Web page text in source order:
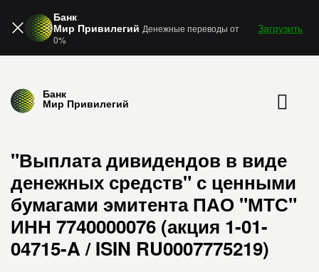
Банк
Мир Привилегий Денежные переводы от
0%
Загрузить
Банк
Мир Привилегий
"Выплата дивидендов в виде
денежных средств" с ценными
бумагами эмитента ПАО "МТС"
ИНН 7740000076 (акция 1-01-
04715-A / ISIN RU0007775219)